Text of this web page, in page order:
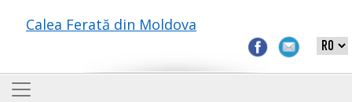
Calea Ferată din Moldova